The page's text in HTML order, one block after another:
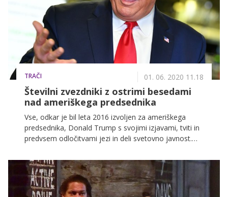
globalno pandemijo koronavirusa. Mlada zvezdnika
sta sprva pogosto objavljala skupne fotografije in
videe, zdaj pa kaže, da nista niti v istem mestu.
TRAČI 01. 06. 2020 11.18
Številni zvezdniki z ostrimi besedami
nad ameriškega predsednika
Vse, odkar je bil leta 2016 izvoljen za ameriškega
predsednika, Donald Trump s svojimi izjavami, tviti in
predvsem odločitvami jezi in deli svetovno javnost.
neoboroženega temnopoltega moškega, žrtve
brutalnega policijskega nasilja, v ZDA zavrelo, Trump
pa se je odzval, da ko se začne ropanje, se začne
streljanje.